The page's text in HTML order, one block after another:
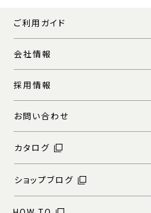
ご利用ガイド
会社情報
採用情報
お問い合わせ
カタログ
ショップブログ